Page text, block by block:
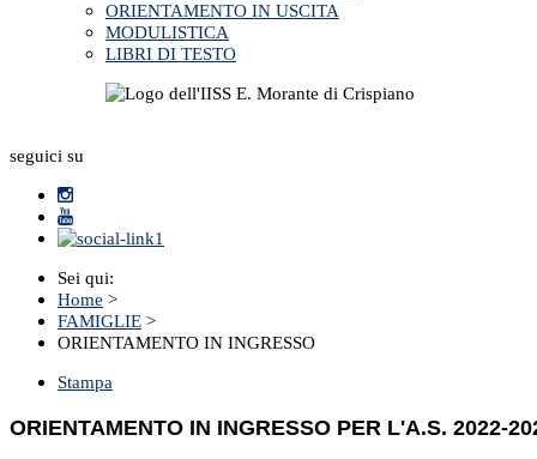
ORIENTAMENTO IN USCITA
MODULISTICA
LIBRI DI TESTO
seguici su
Sei qui:
Home >
FAMIGLIE >
ORIENTAMENTO IN INGRESSO
Stampa
ORIENTAMENTO IN INGRESSO PER L'A.S. 2022-